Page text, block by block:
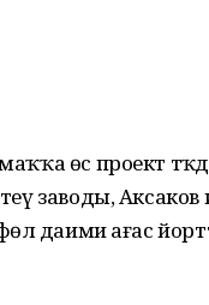
өс проект
заводы,
даими ағас